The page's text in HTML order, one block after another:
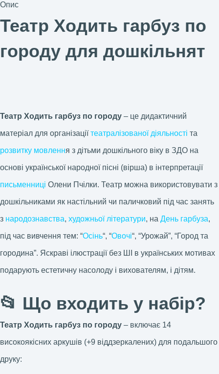
Опис
Театр Ходить гарбуз по
городу для дошкільнят
Театр Ходить гарбуз по городу – це дидактичний
матеріал для організаціїтеатралізованої діяльності та
розвитку мовлення з дітьми дошкільного віку в ЗДО на
основі української народної пісні (вірша) в інтерпретації
письменниці Олени Пчілки. Театр можна використовувати з
дошкільниками як настільний чи паличковий під час занять
з народознавства, художньої літератури, на День гарбуза,
під час вивчення тем: “Осінь“, “Овочі“, “Урожай”, “Город та
городина”. Яскраві ілюстрації без ШІ в українських мотивах
подарують естетичну насолоду і вихователям, і дітям.
📂 Що входить у набір?
Театр Ходить гарбуз по городу – включає 14
високоякісних аркушів (+9 віддзеркалених) для подальшого
друку: